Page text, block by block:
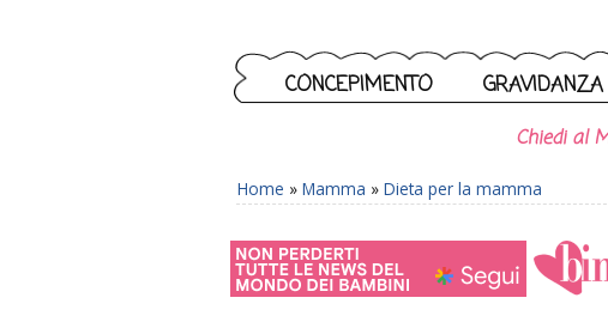
CONCEPIMENTO GRAVIDANZA
Chiedi al
Home » Mamma » Dieta per la mamma